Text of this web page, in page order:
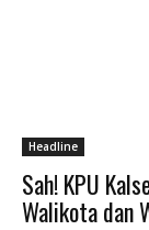
Headline
Sah! KPU
Walikota dan